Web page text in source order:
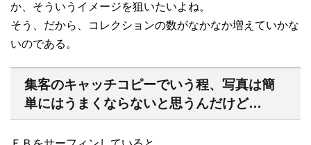
か、そういうイメージを狙いたいよね。
そう、だから、コレクションの数がなかなか増えていかな
いのである。
集客のキャッチコピーでいう程、写真は簡
単にはうまくならないと思うんだけど…